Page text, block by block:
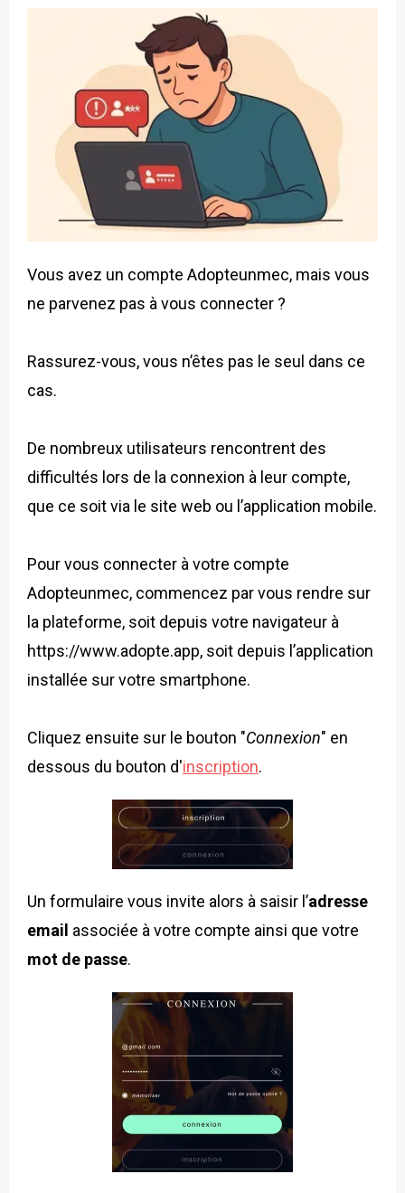
Vous avez un compte Adopteunmec, mais vous
ne parvenez pas à vous connecter ?
Rassurez-vous, vous n’êtes pas le seul dans ce
cas.
De nombreux utilisateurs rencontrent des
difficultés lors de la connexion à leur compte,
que ce soit via le site web ou l’application mobile.
Pour vous connecter à votre compte
Adopteunmec, commencez par vous rendre sur
la plateforme, soit depuis votre navigateur à
https://www.adopte.app, soit depuis l’application
installée sur votre smartphone.
Cliquez ensuite sur le bouton "Connexion" en
dessous du bouton d'inscription.
Un formulaire vous invite alors à saisir l’adresse
email associée à votre compte ainsi que votre
mot de passe.